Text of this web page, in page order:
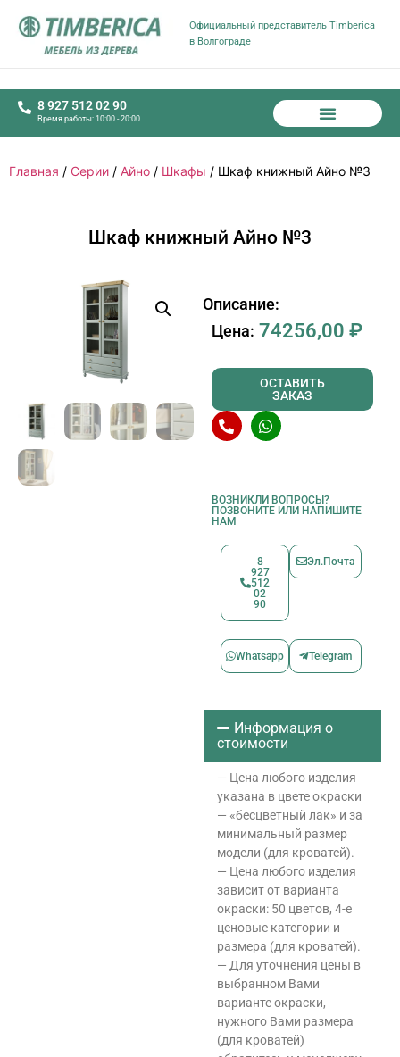
Официальный представитель Timberica
в Волгограде
8 927 512 02 90
Время работы: 10:00 - 20:00
Главная / Серии / Айно / Шкафы / Шкаф книжный Айно №3
Шкаф книжный Айно №3
Описание:
Цена: 74256,00 ₽
ОСТАВИТЬ
ЗАКАЗ
ВОЗНИКЛИ ВОПРОСЫ?
ПОЗВОНИТЕ ИЛИ НАПИШИТЕ
НАМ
8
927
512
02
90
Эл.Почта
Whatsapp Telegram
Информация о
стоимости
— Цена любого изделия
указана в цвете окраски
— «бесцветный лак» и за
минимальный размер
модели (для кроватей).
— Цена любого изделия
зависит от варианта
окраски: 50 цветов, 4-е
ценовые категории и
размера (для кроватей).
— Для уточнения цены в
выбранном Вами
варианте окраски,
нужного Вами размера
(для кроватей)